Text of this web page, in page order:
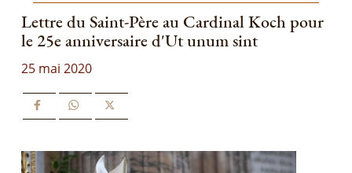
Lettre du Saint-Père au Cardinal Koch pour
le 25e anniversaire d'Ut unum sint
25 mai 2020